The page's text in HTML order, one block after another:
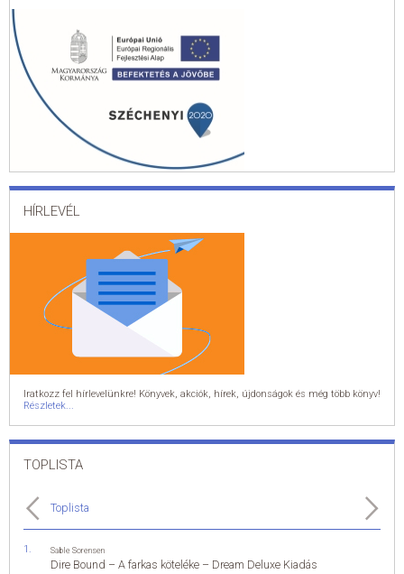
HÍRLEVÉL
Iratkozz fel hírlevelünkre! Könyvek, akciók, hírek, újdonságok és még több könyv!
Részletek...
TOPLISTA
Toplista
Sable Sorensen
Dire Bound – A farkas köteléke – Dream Deluxe Kiadás